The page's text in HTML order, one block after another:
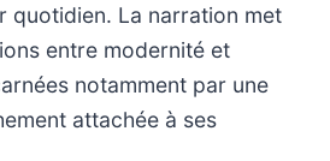
quotidien. La narration met
entre modernité et
notamment par une
attachée à ses